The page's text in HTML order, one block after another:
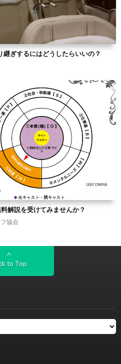
ぎするにはどうしたらいいの？
説を受けてみませんか？
協会
to Top